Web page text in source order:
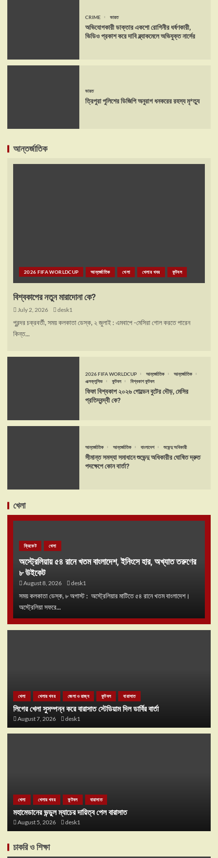
CRIME ভারত
অভিযোগকারী ডাক্তার একশো রোগিনীর ধর্ষণকারী,
ভিডিও প্রকাশ করে দাবি ব্ল্যাকমেলে অভিযুক্ত নার্সের
ভারত
ত্রিপুরা পুলিশের ডিজিপি অনুরাগ ধনকরের রহস্য মৃ*ত্যু
আন্তর্জাতিক
2026 FIFA WORLDCUP আন্তর্জাতিক খেলা খেলার খবর ফুটবল
বিশ্বকাপের নতুন মারাদোনা কে?
July 2, 2026 desk1
পুরন্দর চক্রবর্তী, সময় কলকাতা ডেস্ক, ২ জুলাই : এমবাপে -মেসিরা গোল করতে পারেন
কিন্ত...
2026 FIFA WORLDCUP আন্তর্জাতিক
আন্তর্জাতিক
এক্সক্লুসিভ
ফুটবল বিশ্বকাপ ফুটবল
ফিফা বিশ্বকাপ ২০২৬ গোল্ডেন বুটের দৌড়, মেসির
প্রতিদ্বন্দ্বী কে?
আন্তর্জাতিক আন্তর্জাতিক বাংলাদেশ শুভেন্দু অধিকারী
সীমান্ত সমস্যা সমাধানে শুভেন্দু অধিকারীর ঘোষিত দ্রুত
পদক্ষেপে কোন বার্তা?
খেলা
ক্রিকেট খেলা
অস্ট্রেলিয়ায় ৫৪ রানে খতম বাংলাদেশ, ইনিংসে হার, অখ্যাত তরুণের
৮ উইকেট
August 8, 2026 desk1
সময় কলকাতা ডেস্ক, ৮ অগাস্ট : অস্ট্রেলিয়ার মাটিতে ৫৪ রানে খতম বাংলাদেশ।
অস্ট্রেলিয়া সফরে...
খেলা খেলার খবর জেলা ও রাজ্য ফুটবল বারাসাত
লিগের খেলা সুসম্পন্ন করে বারাসাত স্টেডিয়াম দিল ডার্বির বার্তা
August 7, 2026 desk1
খেলা খেলার খবর ফুটবল বারাসাত
মহামেডানের ভন্ডুল ম্যাচের দায়িত্ব পেল বারাসাত
August 5, 2026 desk1
চাকরি ও শিক্ষা